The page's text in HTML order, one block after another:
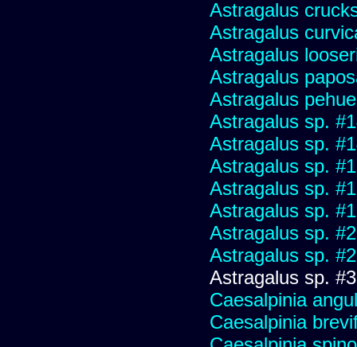
Astragalus
Astragalus
Astragalus
Astragalus
Astragalus
Astragalus sp.
Astragalus sp.
Astragalus sp.
Astragalus sp.
Astragalus sp.
Astragalus sp.
Astragalus sp.
Astragalus sp.
Caesalpinia
Caesalpinia